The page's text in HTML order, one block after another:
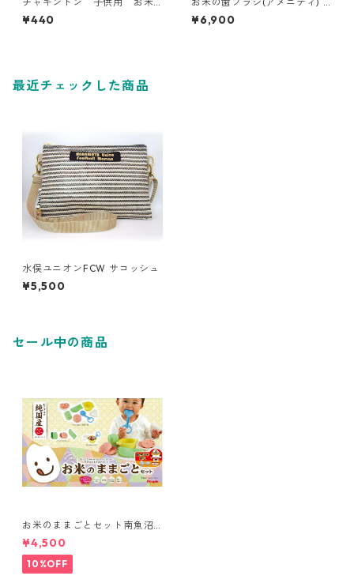
の歯ブラシ
¥440
30本
¥6,900
最近チェックした商品
水俣ユニオンFCW サコッシュ
¥5,500
セール中の商品
お米のままごとセット南魚沼
市限定版【純国産】
¥4,500
10%OFF